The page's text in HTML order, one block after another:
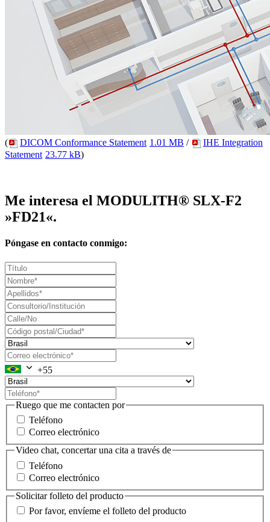
( DICOM Conformance Statement 1.01 MB /
IHE Integration
Statement 23.77 kB)
Me interesa el MODULITH® SLX-F2
»FD21«.
Póngase en contacto conmigo:
+55
Ruego que me contacten por
Teléfono
Correo electrónico
Video chat, concertar una cita a través de
Teléfono
Correo electrónico
Solicitar folleto del producto
Por favor, envíeme el folleto del producto